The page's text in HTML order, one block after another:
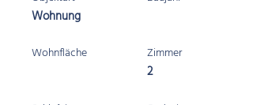
Wohnung
Wohnfläche Zimmer
2